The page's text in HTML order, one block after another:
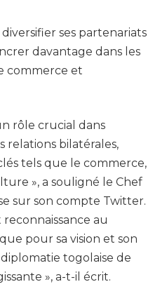
ses partenariats
davantage dans les
commerce et
rôle crucial dans
relations bilatérales,
tels que le commerce,
», a souligné le Chef
sur son compte Twitter.
au
pour sa vision et son
togolaise de
», a-t-il écrit.